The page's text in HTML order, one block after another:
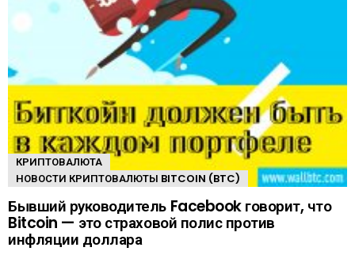
КРИПТОВАЛЮТА
НОВОСТИ КРИПТОВАЛЮТЫ BITCOIN (BTC)
Бывший руководитель Facebook говорит, что
Bitcoin — это страховой полис против
инфляции доллара